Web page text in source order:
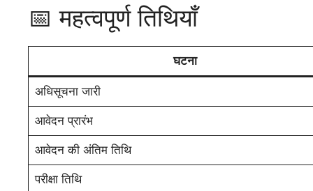
📅 महत्वपूर्ण तिथियाँ
घटना
अधिसूचना जारी
आवेदन प्रारंभ
आवेदन की अंतिम तिथि
परीक्षा तिथि